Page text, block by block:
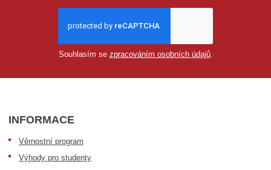
Souhlasím se zpracováním osobních údajů.
INFORMACE
Věrnostní program
Výhody pro studenty